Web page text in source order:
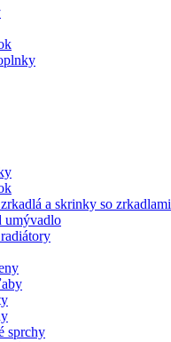
a skrinky so zrkadlami
umývadlo
sprchy